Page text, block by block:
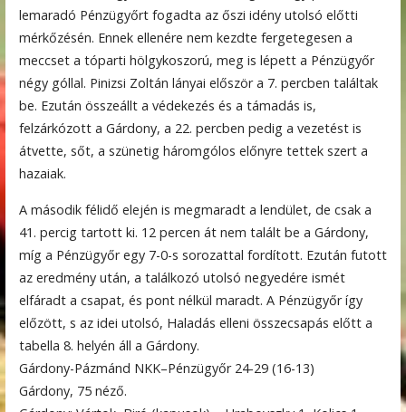
lemaradó Pénzügyőrt fogadta az őszi idény utolsó előtti
mérkőzésén. Ennek ellenére nem kezdte fergetegesen a
meccset a tóparti hölgykoszorú, meg is lépett a Pénz­ügyőr
négy góllal. Pinizsi Zoltán lányai először a 7. percben találtak
be. Ezután összeállt a védekezés és a támadás is,
felzárkózott a Gárdony, a 22. percben pedig a vezetést is
átvette, sőt, a szünetig háromgólos előnyre tettek szert a
hazai­ak.
A második félidő elején is megmaradt a lendület, de csak a
41. percig tartott ki. 12 percen át nem talált be a Gárdony,
míg a Pénzügyőr egy 7-0-s sorozattal fordított. Ezután futott
az eredmény után, a találkozó utolsó negyedére ismét
elfáradt a csapat, és pont nélkül maradt. A Pénzügyőr így
előzött, s az idei utolsó, Haladás elleni összecsapás előtt a
tabella 8. helyén áll a Gárdony.
Gárdony-Pázmánd NKK–Pénzügyőr 24-29 (16-13)
Gárdony, 75 néző.